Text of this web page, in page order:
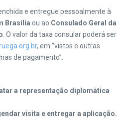
e entregue pessoalmente à
Brasília ou ao Consulado Geral da
. O valor da taxa consular poderá ser
, em “vistos e outras
de pagamento”.
a representação diplomática
visita e entregar a aplicação.